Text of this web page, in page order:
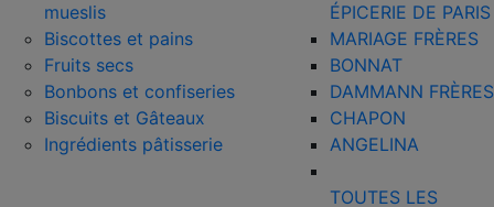
mueslis
Biscottes et pains
Fruits secs
Bonbons et confiseries
Biscuits et Gâteaux
Ingrédients pâtisserie
ÉPICERIE DE PARIS
MARIAGE FRÈRES
BONNAT
DAMMANN FRÈRES
CHAPON
ANGELINA
TOUTES LES